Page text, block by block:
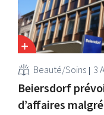
Beauté/Soins 3
Beiersdorf
d’affaires